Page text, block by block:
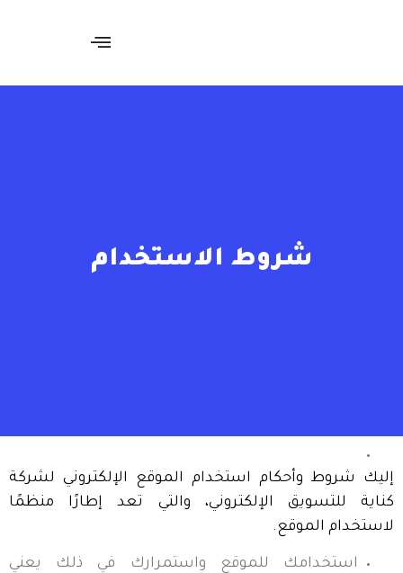
شروط الاستخدام
إليك شروط وأحكام استخدام الموقع الإلكتروني لشركة
كناية للتسويق الإلكتروني، والتي تعد إطارًا منظمًا
لاستخدام الموقع.
استخدامك للموقع واستمرارك في ذلك يعني